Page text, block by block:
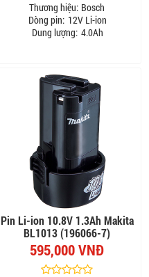
Thương hiệu: Bosch
Dòng pin: 12V Li-ion
Dung lượng: 4.0Ah
Pin Li-ion 10.8V 1.3Ah Makita
BL1013 (196066-7)
595,000 VNĐ